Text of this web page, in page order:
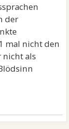
der
mal nicht den
nicht als